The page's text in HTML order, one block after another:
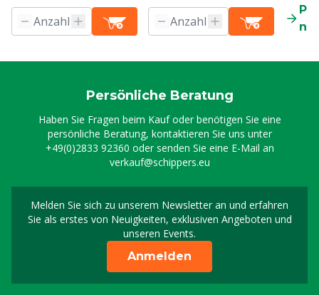
Persönliche Beratung
Haben Sie Fragen beim Kauf oder benötigen Sie eine
persönliche Beratung, kontaktieren Sie uns unter
+49(0)2833 92360 oder senden Sie eine E-Mail an
verkauf@schippers.eu
Melden Sie sich zu unserem Newsletter an und erfahren
Sie als erstes von Neuigkeiten, exklusiven Angeboten und
unseren Events.
Melden Sie sich für
Anmelden